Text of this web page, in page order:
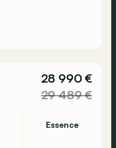
28 990 €
29 489 €
Essence